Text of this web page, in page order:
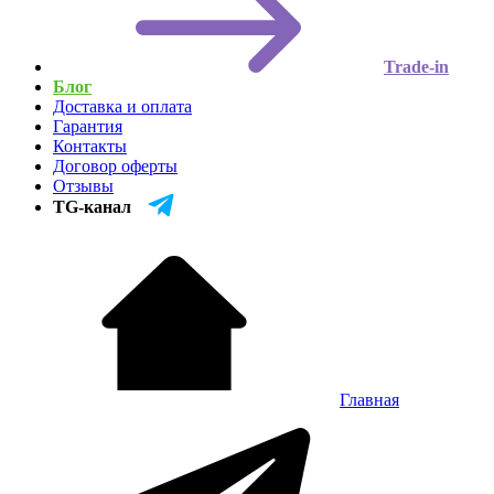
Trade-in
Блог
Доставка и оплата
Гарантия
Контакты
Договор оферты
Отзывы
TG-канал
Главная